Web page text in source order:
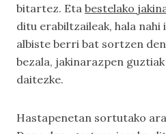
bitartez. Eta bestelako
ditu erabiltzaileak, hala nahi
albiste berri bat sortzen
bezala, jakinarazpen
daitezke.
Hastapenetan sortutako